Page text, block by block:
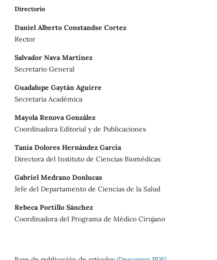
Directorio
Daniel Alberto Constandse Cortez
Rector
Salvador Nava Martínez
Secretario General
Guadalupe Gaytán Aguirre
Secretaria Académica
Mayola Renova González
Coordinadora Editorial y de Publicaciones
Tania Dolores Hernández García
Directora del Instituto de Ciencias Biomédicas
Gabriel Medrano Donlucas
Jefe del Departamento de Ciencias de la Salud
Rebeca Portillo Sánchez
Coordinadora del Programa de Médico Cirujano